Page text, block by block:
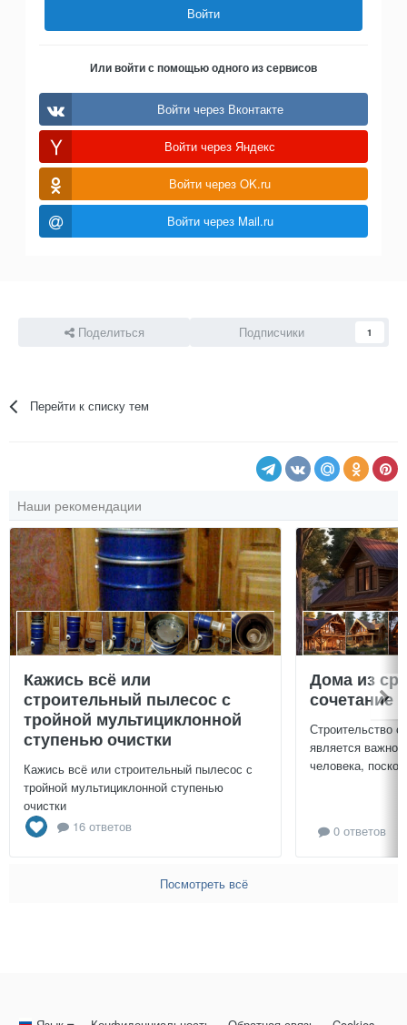
Войти
Или войти с помощью одного из сервисов
Войти через Вконтакте
Войти через Яндекс
Войти через OK.ru
Войти через Mail.ru
Поделиться Подписчики 1
Перейти к списку тем
Наши рекомендации
Кажись всё или
строительный пылесос с
тройной мультициклонной
ступенью очистки
Кажись всё или строительный пылесос с
тройной мультициклонной ступенью
очистки
16 ответов
Дома из
сочетание
Строительство
является
человека,
0 ответов
Посмотреть всё